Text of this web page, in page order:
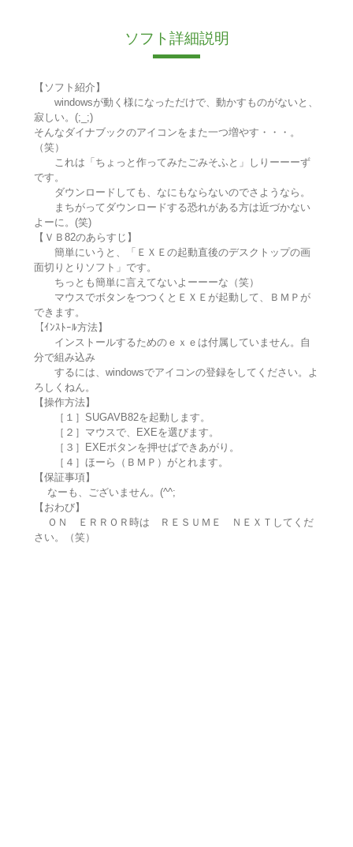
ソフト詳細説明
【ソフト紹介】
windowsが動く様になっただけで、動かすものがないと、
寂しい。(;_;)
そんなダイナブックのアイコンをまた一つ増やす・・・。
（笑）
これは「ちょっと作ってみたごみそふと」しりーーーず
です。
ダウンロードしても、なにもならないのでさようなら。
まちがってダウンロードする恐れがある方は近づかない
よーに。(笑)
【ＶＢ82のあらすじ】
簡単にいうと、「ＥＸＥの起動直後のデスクトップの画
面切りとりソフト」です。
ちっとも簡単に言えてないよーーーな（笑）
マウスでボタンをつつくとＥＸＥが起動して、ＢＭＰが
できます。
【ｲﾝｽﾄｰﾙ方法】
インストールするためのｅｘｅは付属していません。自
分で組み込み
するには、windowsでアイコンの登録をしてください。よ
ろしくねん。
【操作方法】
［１］SUGAVB82を起動します。
［２］マウスで、EXEを選びます。
［３］EXEボタンを押せばできあがり。
［４］ほーら（ＢＭＰ）がとれます。
【保証事項】
なーも、ございません。(^^;
【おわび】
ＯＮ ＥＲＲＯＲ時は ＲＥＳＵＭＥ ＮＥＸＴしてくだ
さい。（笑）